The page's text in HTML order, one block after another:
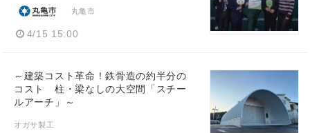
丸亀市
4/15 15:00
～建築コスト革命！鉄骨造の約半分の
コスト 柱・梁なしの大空間「スチー
ルアーチ」～
オガサ製工